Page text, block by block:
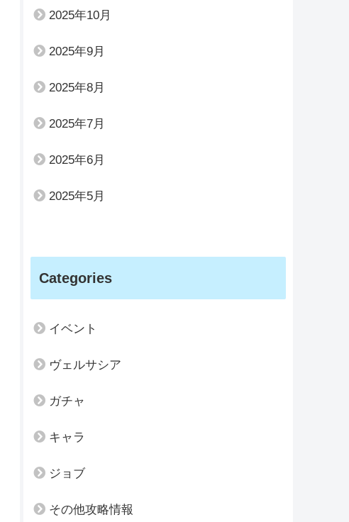
2025年10月
2025年9月
2025年8月
2025年7月
2025年6月
2025年5月
Categories
イベント
ヴェルサシア
ガチャ
キャラ
ジョブ
その他攻略情報